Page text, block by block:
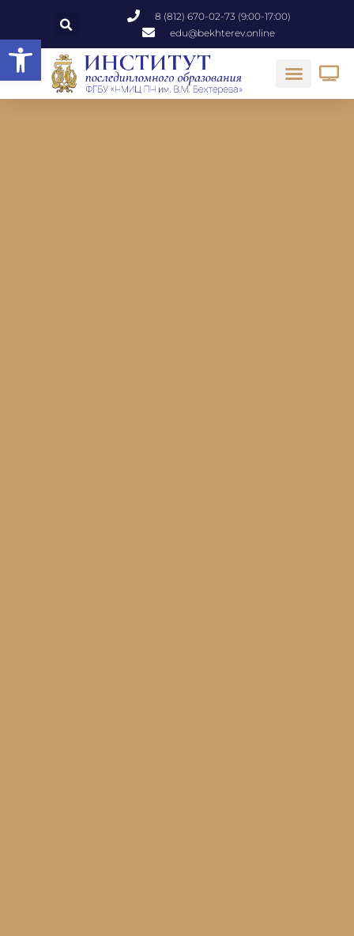
Открыть панель инструментов
8 (812) 670-02-73 (9:00-17:00)
edu@bekhterev.online